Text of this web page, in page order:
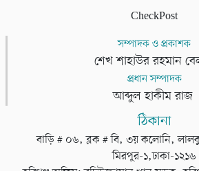
CheckPost
সম্পাদক ও প্রকাশক
শেখ শাহাউর রহমান
প্রধান সম্পাদক
আব্দুল হাকীম রাজ
ঠিকানা
বাড়ি # ০৬, ব্লক # বি, ৩য় কলোনি,
মিরপুর-১,ঢাকা-১২১৬